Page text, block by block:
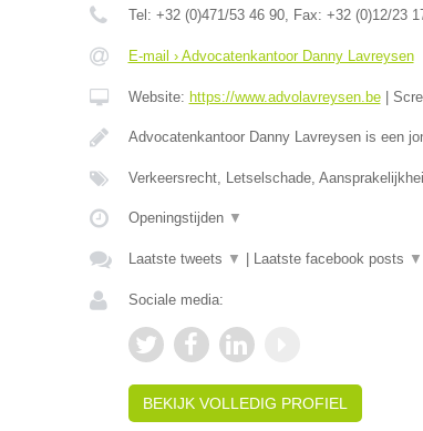
Tel: +32 (0)471/53 46 90, Fax: +32 (0)12/23
E-mail › Advocatenkantoor Danny Lavreysen
Website: https://www.advolavreysen.be|
Advocatenkantoor Danny Lavreysen is een
Verkeersrecht, Letselschade,
Openingstijden ▼
Laatste tweets ▼ Laatste facebook posts ▼
Sociale media:
BEKIJK VOLLEDIG PROFIEL